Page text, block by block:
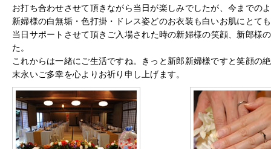
お打ち合わせさせて頂きながら当日が楽しみでしたが、今までの
新婦様の白無垢・色打掛・ドレス姿どのお衣装も白いお肌にとて
当日サポートさせて頂きご入場された時の新婦様の笑顔、新郎様
た。
これからは一緒にご生活ですね。きっと新郎新婦様ですと笑顔の
末永いご多幸を心よりお祈り申し上げます。